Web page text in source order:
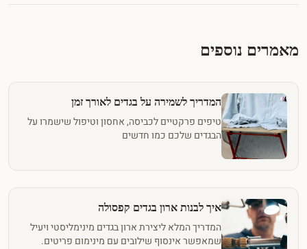
מאמרים נוספים
המדריך לשמירה על בגדים לאורך זמן
טיפים פרקטיים לכביסה, אחסון וטיפול שישמרו על
הבגדים שלכם כמו חדשים
איך לבנות ארון בגדים קפסולה
המדריך המלא ליצירת ארון בגדים מינימליסטי ויעיל
שמאפשר אינסוף שילובים עם מינימום פריטים.